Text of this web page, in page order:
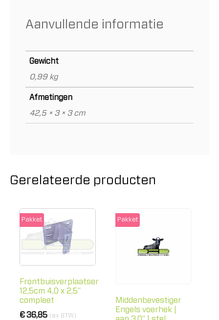
Aanvullende informatie
Gewicht
0,99 kg
Afmetingen
42,5 × 3 × 3 cm
Gerelateerde producten
Frontbuisverplaatser
12,5cm 4,0 x 2,5"
compleet
Pakket
€36,85 (ex BTW)
Middenbevestiger
Engels voerhek |
Pakket